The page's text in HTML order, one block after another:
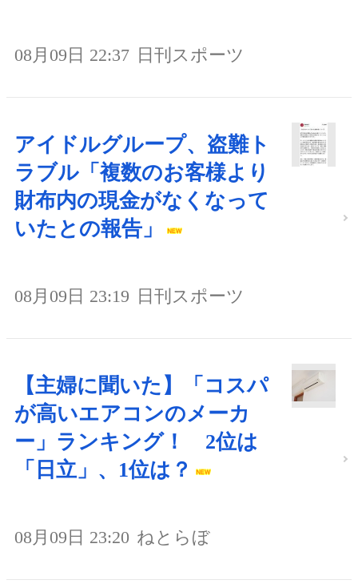
08月09日 22:37 日刊スポーツ
アイドルグループ、盗難ト
ラブル「複数のお客様より
財布内の現金がなくなって
いたとの報告」
08月09日 23:19 日刊スポーツ
【主婦に聞いた】「コスパ
が高いエアコンのメーカ
ー」ランキング！ 2位は
「日立」、1位は？
08月09日 23:20 ねとらぼ